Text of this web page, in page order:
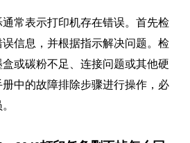
常表示打印机存在错误。首先检
信息，并根据指示解决问题。检
或碳粉不足、连接问题或其他硬
中的故障排除步骤进行操作，必